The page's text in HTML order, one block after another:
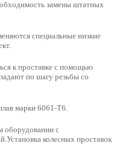
замены штатных
специальные низкие
к проставке с помощью
по шагу резьбы со
марки 6061-Т6.
оборудовании с
колесных проставок